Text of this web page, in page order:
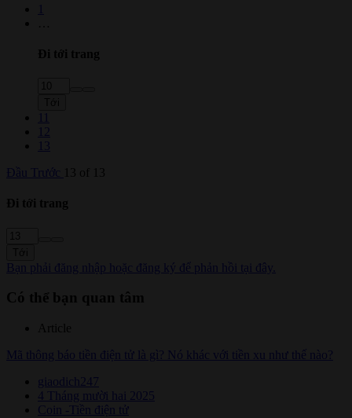
Đi tới trang
13
Đầu
Trước 13 of 13
Đi tới trang
Bạn phải đăng nhập hoặc đăng ký để phản hồi tại đây.
Có thể bạn quan tâm
Article
Mã thông báo tiền điện tử là gì? Nó khác với tiền xu như thế nào?
giaodich247
4 Tháng mười hai 2025
Coin -Tiền điện tử